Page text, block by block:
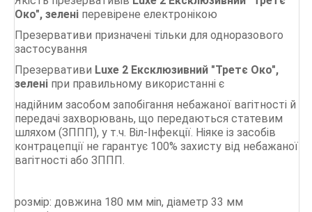
Око", зелені перевірене електронікою
Презервативи призначені тільки для одноразового
застосування
Презервативи Luxe 2 Ексклюзивний "Третє Око",
зелені при правильному використанні є
надійним засобом запобігання небажаної вагітності й
передачі захворювань, що передаються статевим
шляхом (ЗППП), у т.ч. Віл-Інфекції. Ніяке із засобів
контрацепції не гарантує 100% захисту від небажаної
вагітності або ЗППП.
розмір: довжина 180 мм мin, діаметр 33 мм